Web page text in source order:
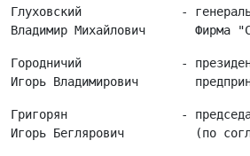
Глуховский              -
Городничий              -
Григорян                -